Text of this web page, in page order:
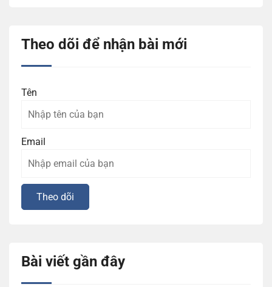
Theo dõi để nhận bài mới
Tên
Email
Bài viết gần đây